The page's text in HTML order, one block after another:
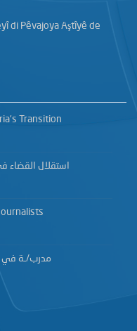
di Pêvajoya Aştîyê de
Transition
استقلال القضاء
مدرب/ـة في